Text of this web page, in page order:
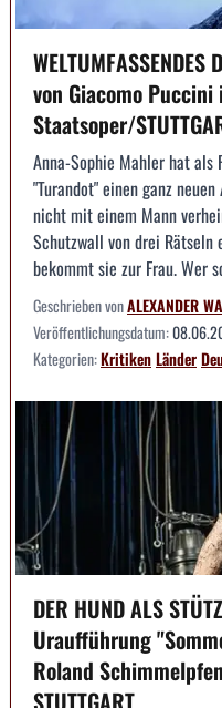
von Giacomo
Staatsoper/
Anna-Sophie Mahler hat als
"Turandot" einen ganz
nicht mit einem Mann
Schutzwall von drei
bekommt sie zur Frau. Wer
Geschrieben vonALEXANDER
Veröffentlichungsdatum:
Kategorien:KritikenLänder
DER HUND ALS
Uraufführung
Roland